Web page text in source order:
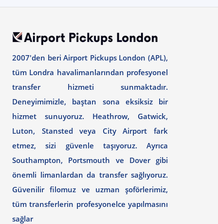
2007'den beri Airport Pickups London (APL),
tüm Londra havalimanlarından profesyonel
transfer hizmeti sunmaktadır.
Deneyimimizle, baştan sona eksiksiz bir
hizmet sunuyoruz. Heathrow, Gatwick,
Luton, Stansted veya City Airport fark
etmez, sizi güvenle taşıyoruz. Ayrıca
Southampton, Portsmouth ve Dover gibi
önemli limanlardan da transfer sağlıyoruz.
Güvenilir filomuz ve uzman şoförlerimiz,
tüm transferlerin profesyonelce yapılmasını
sağlar